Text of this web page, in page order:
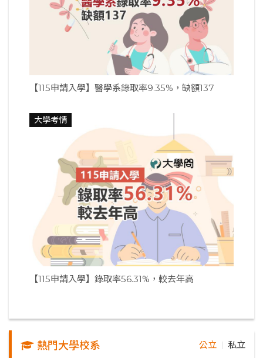
【115申請入學】醫學系錄取率9.35%，缺額137
大學考情
【115申請入學】錄取率56.31%，較去年高
熱門大學校系 公立 私立